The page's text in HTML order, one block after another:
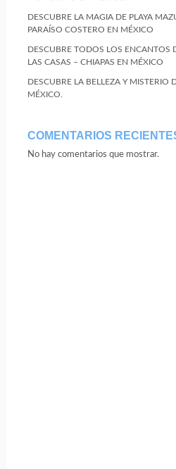
DESCUBRE LA MAGIA DE PLAYA
PARAÍSO COSTERO EN MÉXICO
DESCUBRE TODOS LOS ENCANTOS
LAS CASAS – CHIAPAS EN MÉXICO
DESCUBRE LA BELLEZA Y MISTERIO
MÉXICO.
COMENTARIOS
No hay comentarios que mostrar.